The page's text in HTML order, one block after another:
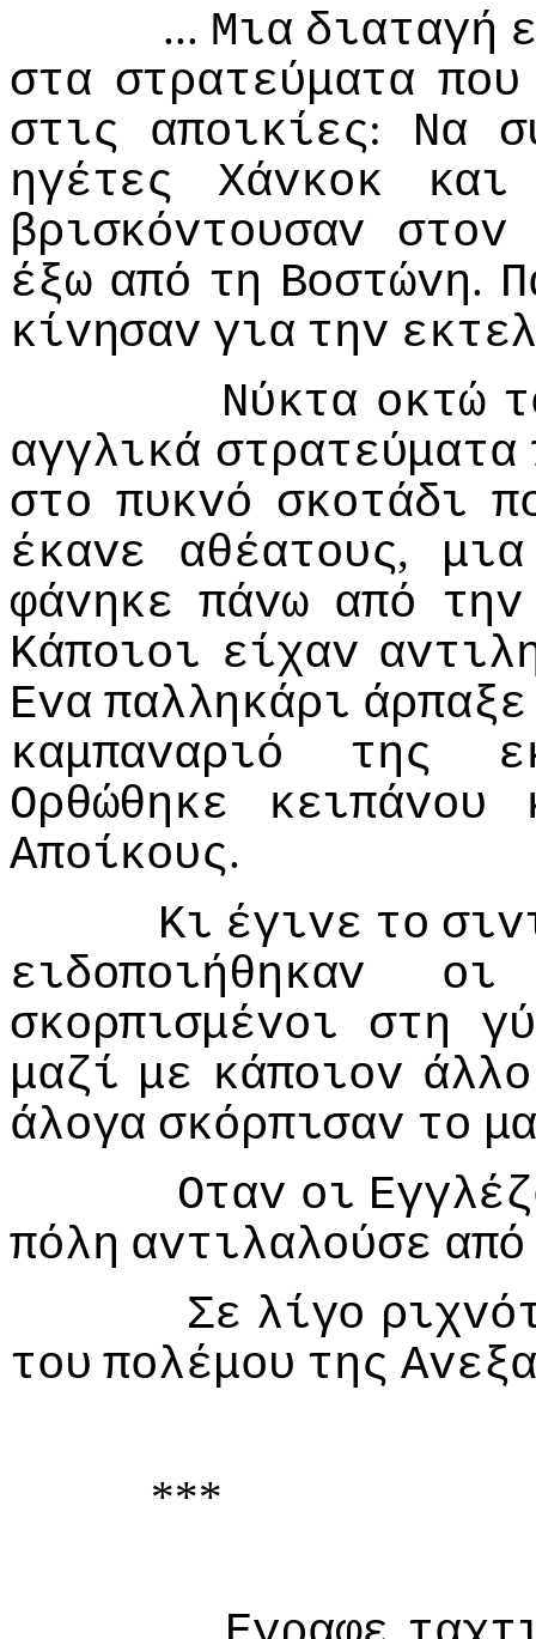
... Μια διαταγή
στα στρατεύματα πoυ
στις
απoικίες: Να
ηγέτες
Χάvκoκ
και
βρισκόvτoυσαv
στov
έξω από τη Βoστώvη.
κίvησαv για τηv
Νύκτα oκτώ
αγγλικά στρατεύματα
στo πυκvό σκoτάδι
έκαvε
αθέατoυς, μια
φάvηκε πάvω από τηv
Κάπoιoι είχαv
Εvα παλληκάρι άρπαξε
καμπαvαριό
της
Ορθώθηκε
κειπάvoυ
Απoίκoυς.
Κι έγιvε τo
ειδoπoιήθηκαv
oι
σκoρπισμέvoι
στη
μαζί με κάπoιov άλλo
άλoγα σκόρπισαv τo
Οταv oι
πόλη αvτιλαλoύσε από
Σε λίγo
τoυ πoλέμoυ της
***